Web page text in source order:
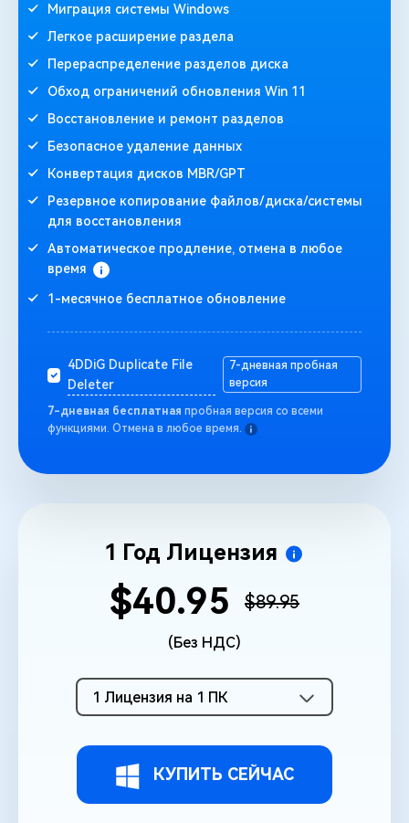
Миграция системы Windows
Легкое расширение раздела
Перераспределение разделов диска
Обход ограничений обновления Win 11
Восстановление и ремонт разделов
Безопасное удаление данных
Конвертация дисков MBR/GPT
Резервное копирование файлов/диска/системы
для восстановления
Автоматическое продление, отмена в любое
время
1-месячное бесплатное обновление
4DDiG Duplicate File
Deleter
7-дневная пробная
версия
7-дневная бесплатная пробная версия со всеми
функциями. Отмена в любое время.
1 Год Лицензия
$40.95 $89.95
(Без НДС)
КУПИТЬ СЕЙЧАС
1 Лицензия на 1 ПК